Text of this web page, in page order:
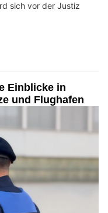
sich vor der Justiz
Einblicke in
und Flughafen